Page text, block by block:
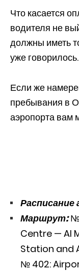
Что касается
водителя не
должны иметь
уже говорилось.
Если же
пребывания в
аэропорта вам
Расписание
Маршрут:№
Centre — Al
Station and
№ 402: